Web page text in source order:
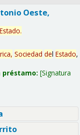
Oeste,
Estado.
Sociedad del Estado,
préstamo: Signatura